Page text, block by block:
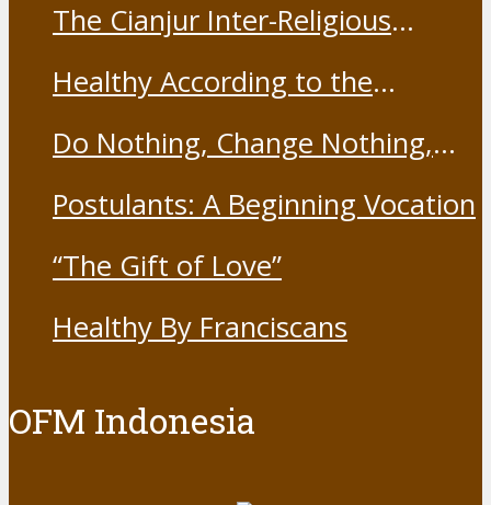
The Cianjur Inter-Religious
19 Vaccine
Healthy According to the
Do Nothing, Change Nothing,
Postulants: A Beginning Vocation
“The Gift of Love”
Healthy By Franciscans
OFM Indonesia